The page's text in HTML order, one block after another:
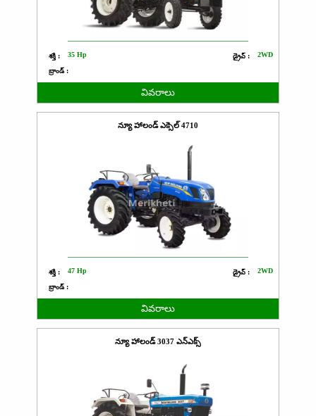
శక్తి : 35 Hp డ్రైవ్ : 2WD
బ్రాండ్ :
వివరాలు
న్యూ హాలండ్ ఎక్సెల్ 4710
శక్తి : 47 Hp డ్రైవ్ : 2WD
బ్రాండ్ :
వివరాలు
న్యూ హాలండ్ 3037 ఎన్ఎక్స్